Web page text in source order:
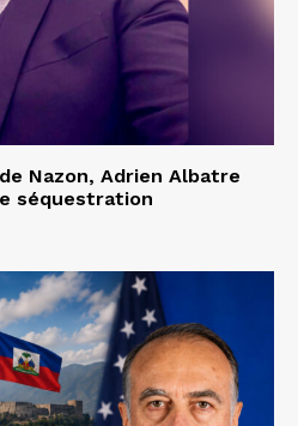
Nazon, Adrien Albatre
séquestration